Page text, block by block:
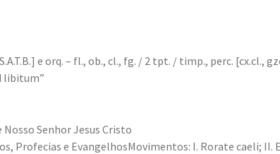
e orq. – fl., ob., cl., fg. / 2 tpt. / timp., perc. [cx.cl.,
libitum”
Senhor Jesus Cristo
Profecias e EvangelhosMovimentos: I. Rorate caeli; II.